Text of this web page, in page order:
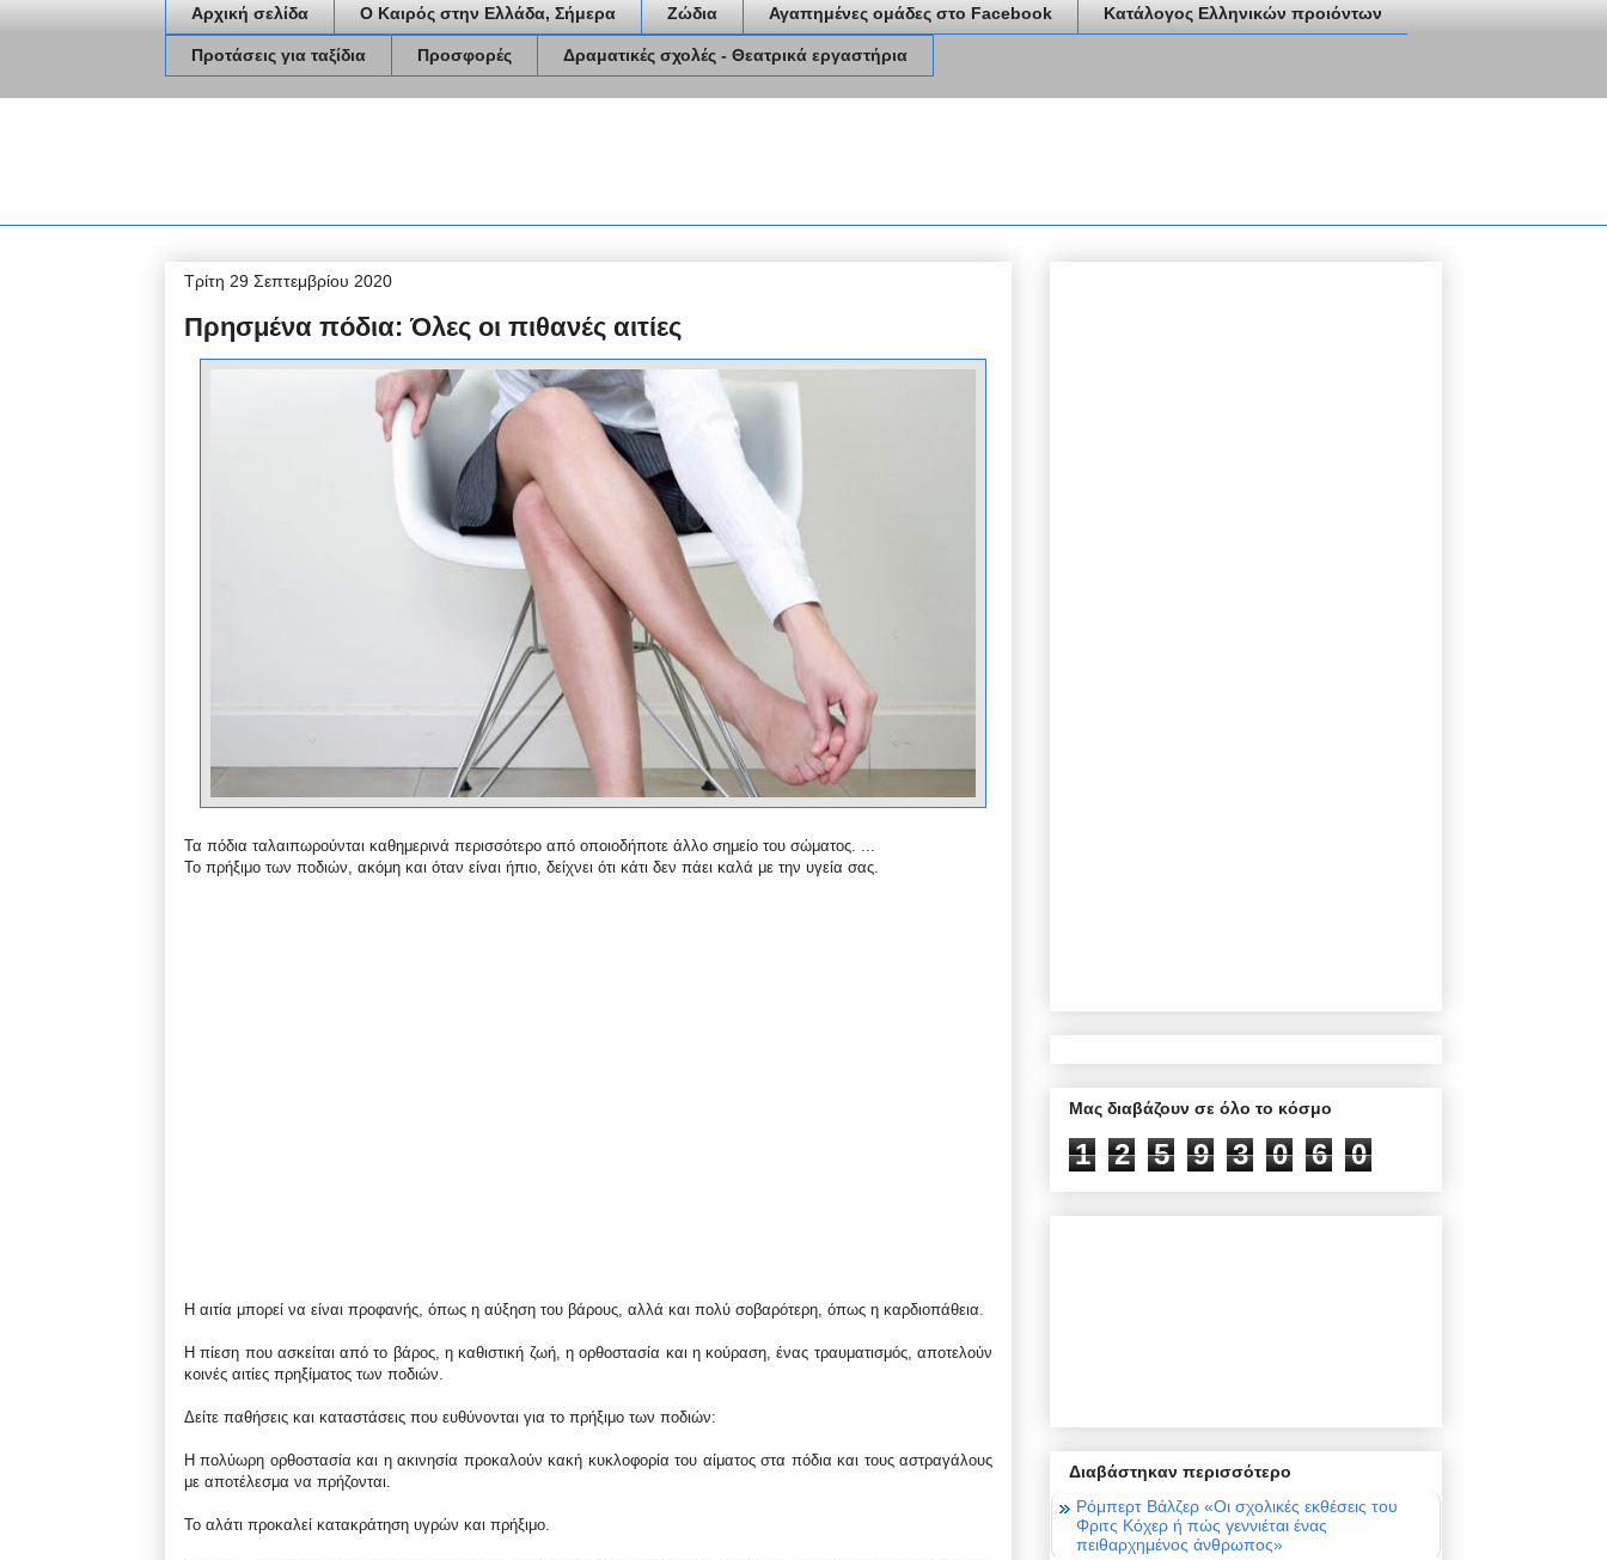
Αρχική σελίδα Ο Καιρός στην Ελλάδα, Σήμερα Ζώδια Αγαπημένες ομάδες στο Facebook Κατάλογος Ελληνικών προιόντων
Προτάσεις για ταξίδια Προσφορές Δραματικές σχολές - Θεατρικά εργαστήρια
Τρίτη 29 Σεπτεμβρίου 2020
Πρησμένα πόδια: Όλες οι πιθανές αιτίες
Τα πόδια ταλαιπωρούνται καθημερινά περισσότερο από οποιοδήποτε άλλο σημείο του σώματος. ...
Το πρήξιμο των ποδιών, ακόμη και όταν είναι ήπιο, δείχνει ότι κάτι δεν πάει καλά με την υγεία σας.
Η αιτία μπορεί να είναι προφανής, όπως η αύξηση του βάρους, αλλά και πολύ σοβαρότερη, όπως η καρδιοπάθεια.
Η πίεση που ασκείται από το βάρος, η καθιστική ζωή, η ορθοστασία και η κούραση, ένας τραυματισμός, αποτελούν
κοινές αιτίες πρηξίματος των ποδιών.
Δείτε παθήσεις και καταστάσεις που ευθύνονται για το πρήξιμο των ποδιών:
Η πολύωρη ορθοστασία και η ακινησία προκαλούν κακή κυκλοφορία του αίματος στα πόδια και τους αστραγάλους
με αποτέλεσμα να πρήζονται.
Το αλάτι προκαλεί κατακράτηση υγρών και πρήξιμο.
Μας διαβάζουν σε όλο το κόσμο
1 2 5 9 3 0 6 0
Διαβάστηκαν περισσότερο
Ρόμπερτ Βάλζερ «Οι σχολικές εκθέσεις του
Φριτς Κόχερ ή πώς γεννιέται ένας
πειθαρχημένος άνθρωπος»